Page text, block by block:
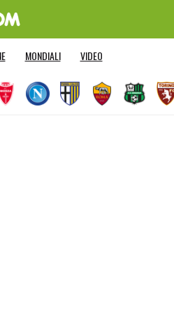
MONDIALI VIDEO